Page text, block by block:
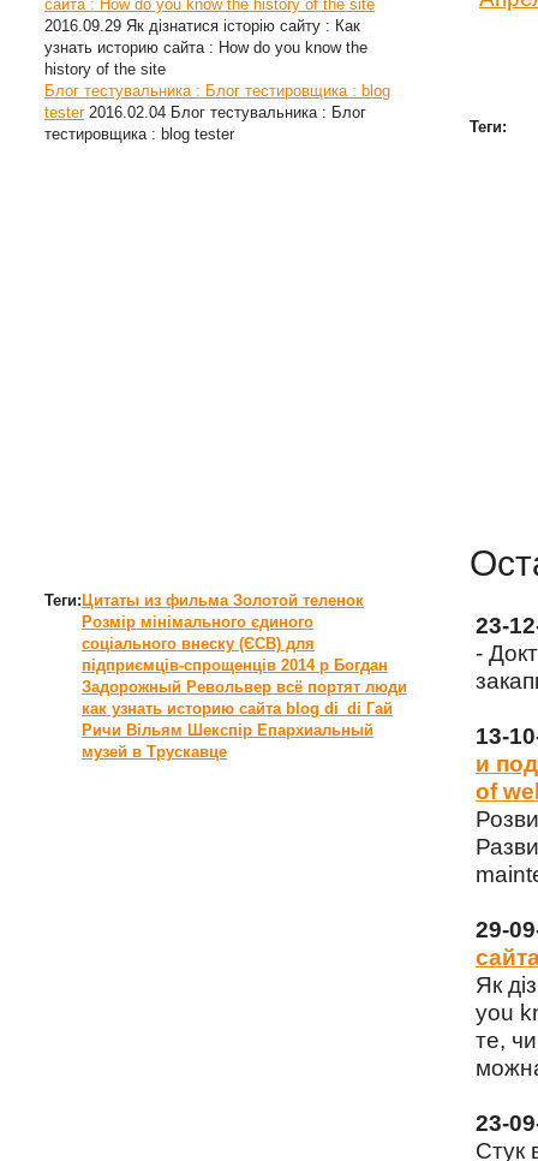
сайта : How do you know the history of the site
2016.09.29 Як дізнатися історію сайту : Как
узнать историю сайта : How do you know the
history of the site
Блог тестувальника : Блог тестировщика : blog
tester 2016.02.04 Блог тестувальника : Блог
тестировщика : blog tester
Теги: Цитаты из фильма Золотой теленок
Розмір мінімального єдиного
соціального внеску (ЄСВ) для
підприємців-спрощенців 2014 р Богдан
Задорожный Револьвер всё портят люди
как узнать историю сайта blog di_di Гай
Ричи Вільям Шекспір Епархиальный
музей в Трускавце
Теги:
23-
-
13-
и
of
29-
Як
you
те,
23-
Стук